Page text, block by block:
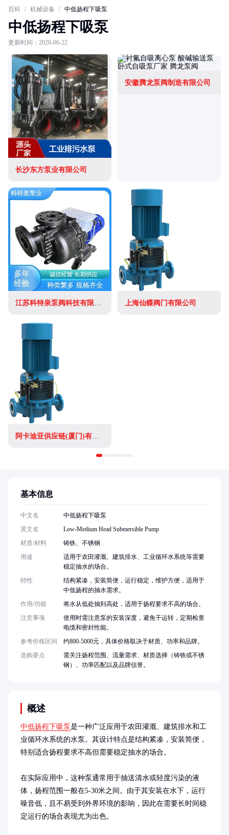
百科 / 机械设备 / 中低扬程下吸泵
中低扬程下吸泵
更新时间：2026-06-22
长沙东方泵业有限公司
安徽腾龙泵阀制造有限公司
江苏科特泉泵阀科技有限公司 上海仙蝶阀门有限公司
阿卡迪亚供应链(厦门)有限公司
概述
中低扬程下吸泵是一种广泛应用于农田灌溉、建筑排水和工
业循环水系统的水泵。其设计特点是结构紧凑，安装简便，
特别适合扬程要求不高但需要稳定抽水的场合。
在实际应用中，这种泵通常用于抽送清水或轻度污染的液
体，扬程范围一般在5-30米之间。由于其安装在水下，运行
噪音低，且不易受到外界环境的影响，因此在需要长时间稳
定运行的场合表现尤为出色。
基本信息
中文名
中低扬程下吸泵
英文名
Low-Medium Head Submersible Pump
材质/材料
铸铁、不锈钢
用途
适用于农田灌溉、建筑排水、工业循环水系统等需要
稳定抽水的场合。
特性
结构紧凑，安装简便，运行稳定，维护方便，适用于
中低扬程的抽水需求。
作用/功能
将水从低处抽到高处，适用于扬程要求不高的场合。
注意事项
使用时需注意泵的安装深度，避免干运转，定期检查
电缆和密封性能。
参考价格区间
约800-5000元，具体价格取决于材质、功率和品牌。
选购要点
需关注扬程范围、流量需求、材质选择（铸铁或不锈
钢）、功率匹配以及品牌信誉。